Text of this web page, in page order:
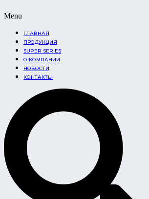
Menu
ГЛАВНАЯ
ПРОДУКЦИЯ
SUPER SERIES
О КОМПАНИИ
НОВОСТИ
КОНТАКТЫ